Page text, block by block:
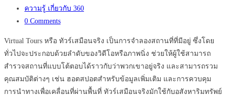
อันดับ
1
published:
Post
category:
ความรู้ เกี่ยวกับ 360
Post
0 Comments
Virtual Tours หรือ ทัวร์เสมือนจริง เป็นการจำลองสถานที่ที่มีอยู่ ซึ่งโดย
ทั่วไปจะประกอบด้วยลำดับของวิดีโอหรือภาพนิ่ง ช่วยให้ผู้ใช้สามารถ
สำรวจสถานที่แบบโต้ตอบได้ราวกับว่าพวกเขาอยู่จริง และสามารถรวม
คุณสมบัติต่างๆ เช่น ฮอตสปอตสำหรับข้อมูลเพิ่มเติม และการควบคุม
การนำทางเพื่อเคลื่อนที่ผ่านพื้นที่ ทัวร์เสมือนจริงมักใช้กับอสังหาริมทรัพย์